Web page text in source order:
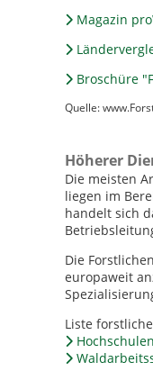
Magazin
Broschüre
Quelle:
Höherer
Die meisten
liegen im
handelt sich
Die
europaweit
Liste